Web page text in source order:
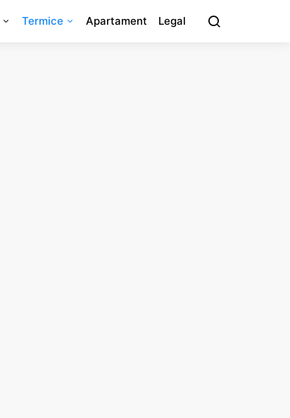
Termice Apartament Legal